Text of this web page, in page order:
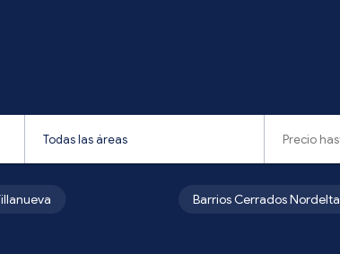
Barrios Cerrados Nordelta